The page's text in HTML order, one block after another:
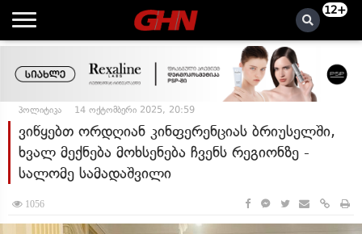
12+
პოლიტიკა 14 ოქტომბერი 2025, 20:59
ვიწყებთ ორდღიან კინფერენციას ბრიუსელში,
ხვალ მექნება მოხსენება ჩვენს რეგიონზე -
სალომე სამადაშვილი
1056